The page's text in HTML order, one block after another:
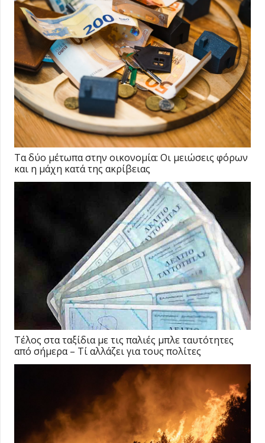
Τα δύο μέτωπα στην οικονομία: Οι μειώσεις φόρων
και η μάχη κατά της ακρίβειας
Τέλος στα ταξίδια με τις παλιές μπλε ταυτότητες
από σήμερα – Τί αλλάζει για τους πολίτες